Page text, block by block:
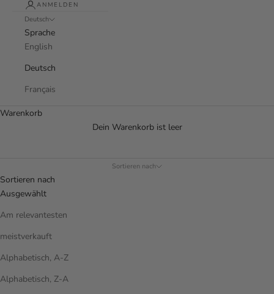
ANMELDEN
Deutsch
Sprache
English
Deutsch
Français
Warenkorb
Dein Warenkorb ist leer
Sortieren nach
Sortieren nach
Ausgewählt
Am relevantesten
meistverkauft
Alphabetisch, A-Z
Alphabetisch, Z-A